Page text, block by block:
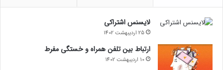
لایسنس اشتراکی
25 اردیبهشت 1402
ارتباط بین تلفن همراه و خستگی مفرط
10 اردیبهشت 1402